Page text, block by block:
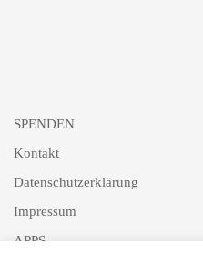
SPENDEN
Kontakt
Datenschutzerklärung
Impressum
APPS